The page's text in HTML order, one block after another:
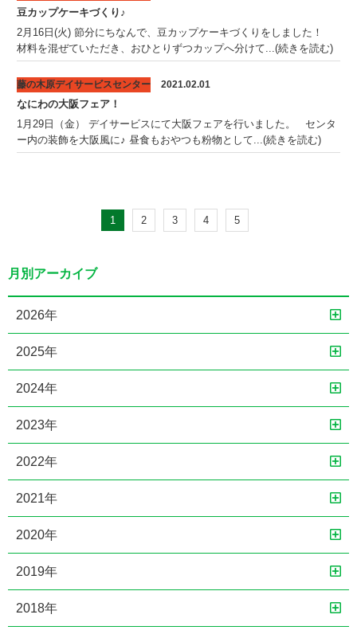
豆カップケーキづくり♪
2月16日(火) 節分にちなんで、豆カップケーキづくりをしました！
材料を混ぜていただき、おひとりずつカップへ分けて...(続きを読む)
藤の木原デイサービスセンター 2021.02.01
なにわの大阪フェア！
1月29日（金） デイサービスにて大阪フェアを行いました。 センタ
ー内の装飾を大阪風に♪ 昼食もおやつも粉物として...(続きを読む)
1 2 3 4 5
月別アーカイブ
2026年
2025年
2024年
2023年
2022年
2021年
2020年
2019年
2018年